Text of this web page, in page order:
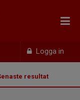
Logga in
resultat